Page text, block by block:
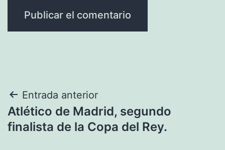
Navegación
de
Entrada anterior
Atlético de Madrid, segundo
finalista de la Copa del Rey.